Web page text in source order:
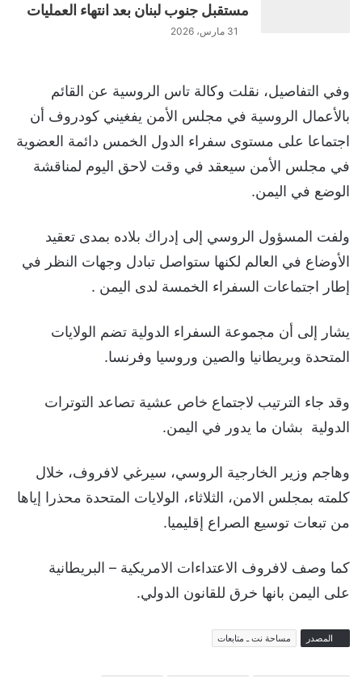
مستقبل جنوب لبنان بعد انتهاء العمليات
31 مارس، 2026
وفي التفاصيل، نقلت وكالة تاس الروسية عن القائم
بالأعمال الروسية في مجلس الأمن يفغيني كودروف أن
اجتماعا على مستوى سفراء الدول الخمس دائمة العضوية
في مجلس الأمن سيعقد في وقت لاحق اليوم لمناقشة
الوضع في اليمن.
ولفت المسؤول الروسي إلى إدراك بلاده بمدى تعقيد
الأوضاع في العالم لكنها ستواصل تبادل وجهات النظر في
إطار اجتماعات السفراء الخمسة لدى اليمن .
يشار إلى أن مجموعة السفراء الدولية تضم الولايات
المتحدة وبريطانيا والصين وروسيا وفرنسا.
وقد جاء الترتيب لاجتماع خاص عشية تصاعد التوترات
الدولية بشان ما يدور في اليمن.
وهاجم وزير الخارجية الروسي، سيرغي لافروف، خلال
كلمته بمجلس الامن، الثلاثاء، الولايات المتحدة محذرا إياها
من تبعات توسيع الصراع إقليميا.
كما وصف لافروف الاعتداءات الامريكية – البريطانية
على اليمن بانها خرق للقانون الدولي.
المصدر مساحة نت ـ متابعات